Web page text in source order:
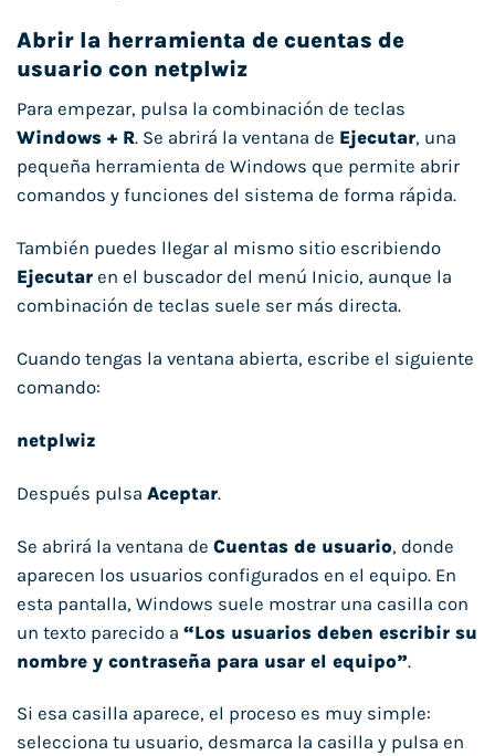
Abrir la herramienta de cuentas de
usuario con netplwiz
Para empezar, pulsa la combinación de teclas
Windows + R. Se abrirá la ventana de Ejecutar, una
pequeña herramienta de Windows que permite abrir
comandos y funciones del sistema de forma rápida.
También puedes llegar al mismo sitio escribiendo
Ejecutar en el buscador del menú Inicio, aunque la
combinación de teclas suele ser más directa.
Cuando tengas la ventana abierta, escribe el siguiente
comando:
netplwiz
Después pulsa Aceptar.
Se abrirá la ventana de Cuentas de usuario, donde
aparecen los usuarios configurados en el equipo. En
esta pantalla, Windows suele mostrar una casilla con
un texto parecido a “Los usuarios deben escribir su
nombre y contraseña para usar el equipo”.
Si esa casilla aparece, el proceso es muy simple:
selecciona tu usuario, desmarca la casilla y pulsa en